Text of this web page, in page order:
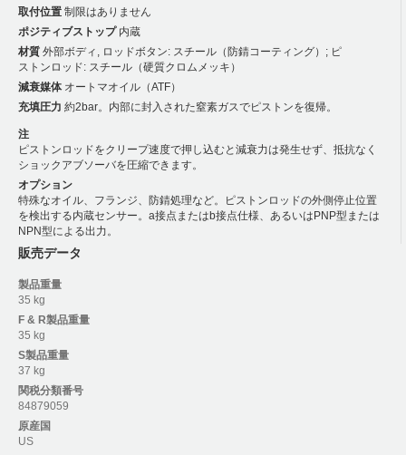
取付位置 制限はありません
ポジティブストップ内蔵
材質 外部ボディ, ロッドボタン: スチール（防錆コーティング）; ピ
ストンロッド: スチール（硬質クロムメッキ）
減衰媒体オートマオイル（ATF）
充填圧力 約2bar。内部に封入された窒素ガスでピストンを復帰。
注
ピストンロッドをクリープ速度で押し込むと減衰力は発生せず、抵抗なく
ショックアブソーバを圧縮できます。
オプション
特殊なオイル、フランジ、防錆処理など。ピストンロッドの外側停止位置
を検出する内蔵センサー。a接点またはb接点仕様、あるいはPNP型または
NPN型による出力。
販売データ
製品重量
35 kg
F & R製品重量
35 kg
S製品重量
37 kg
関税分類番号
84879059
原産国
US